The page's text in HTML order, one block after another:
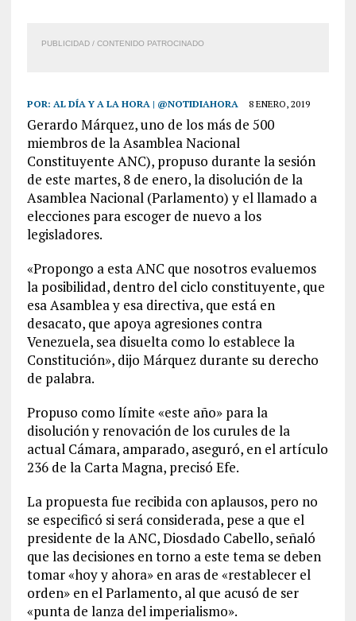
PUBLICIDAD / CONTENIDO PATROCINADO
POR: AL DÍA Y A LA HORA | @NOTIDIAHORA 8 ENERO, 2019
Gerardo Márquez, uno de los más de 500
miembros de la Asamblea Nacional
Constituyente ANC), propuso durante la sesión
de este martes, 8 de enero, la disolución de la
Asamblea Nacional (Parlamento) y el llamado a
elecciones para escoger de nuevo a los
legisladores.
«Propongo a esta ANC que nosotros evaluemos
la posibilidad, dentro del ciclo constituyente, que
esa Asamblea y esa directiva, que está en
desacato, que apoya agresiones contra
Venezuela, sea disuelta como lo establece la
Constitución», dijo Márquez durante su derecho
de palabra.
Propuso como límite «este año» para la
disolución y renovación de los curules de la
actual Cámara, amparado, aseguró, en el artículo
236 de la Carta Magna, precisó Efe.
La propuesta fue recibida con aplausos, pero no
se especificó si será considerada, pese a que el
presidente de la ANC, Diosdado Cabello, señaló
que las decisiones en torno a este tema se deben
tomar «hoy y ahora» en aras de «restablecer el
orden» en el Parlamento, al que acusó de ser
«punta de lanza del imperialismo».